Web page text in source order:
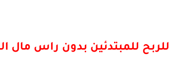
للربح للمبتدئين بدون راس مال